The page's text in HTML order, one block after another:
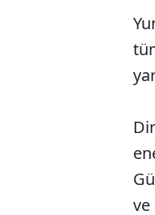
ve